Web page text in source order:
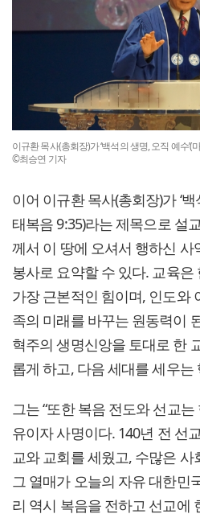
이규환 목사(총회장)가 ‘백석의 생명, 오직 예수
©최승연 기자
이어 이규환 목사(총회장)가 ‘
태복음 9:35)라는 제목으로 설
께서 이 땅에 오셔서 행하신 사
봉사로 요약할 수 있다. 교육
가장 근본적인 힘이며, 인도와
족의 미래를 바꾸는 원동력이
혁주의 생명신앙을 토대로 한
롭게 하고, 다음 세대를 세우는
그는 “또한 복음 전도와 선교
유이자 사명이다. 140년 전 선
교와 교회를 세웠고, 수많은
그 열매가 오늘의 자유 대한민
리 역시 복음을 전하고 선교에